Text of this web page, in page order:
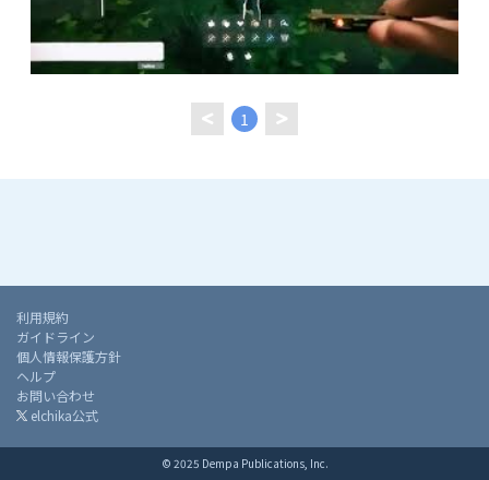
1
利用規約
ガイドライン
個人情報保護方針
ヘルプ
お問い合わせ
elchika公式
© 2025 Dempa Publications, Inc.